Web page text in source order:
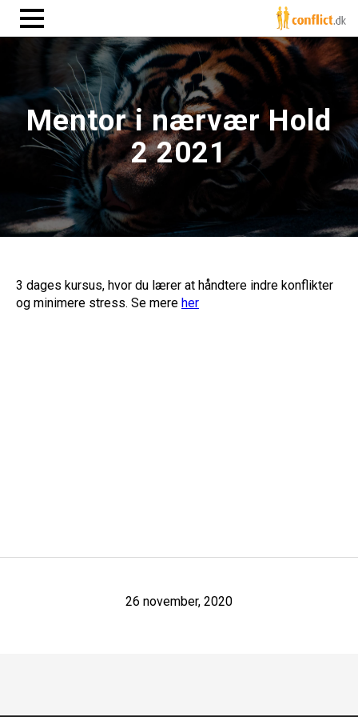
Mentor i nærvær Hold
2 2021
3 dages kursus, hvor du lærer at håndtere indre konflikter
og minimere stress. Se mere her
26 november, 2020